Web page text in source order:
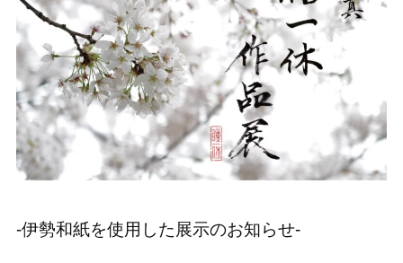
-伊勢和紙を使用した展示のお知らせ-